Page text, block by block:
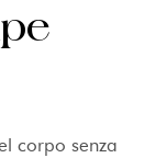
corpo senza